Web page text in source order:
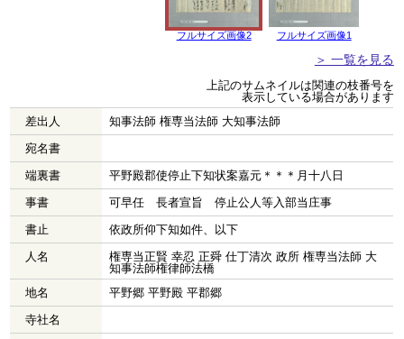
フルサイズ画像2 フルサイズ画像1
＞ 一覧を見る
上記のサムネイルは関連の枝番号を
表示している場合があります
差出人
知事法師 権専当法師 大知事法師
宛名書
端裏書
平野殿郡使停止下知状案嘉元＊＊＊月十八日
事書
可早任 長者宣旨 停止公人等入部当庄事
書止
依政所仰下知如件、以下
人名
権専当正賢 幸忍 正舜 仕丁清次 政所 権専当法師 大
知事法師権律師法橋
地名
平野郷 平野殿 平郡郷
寺社名